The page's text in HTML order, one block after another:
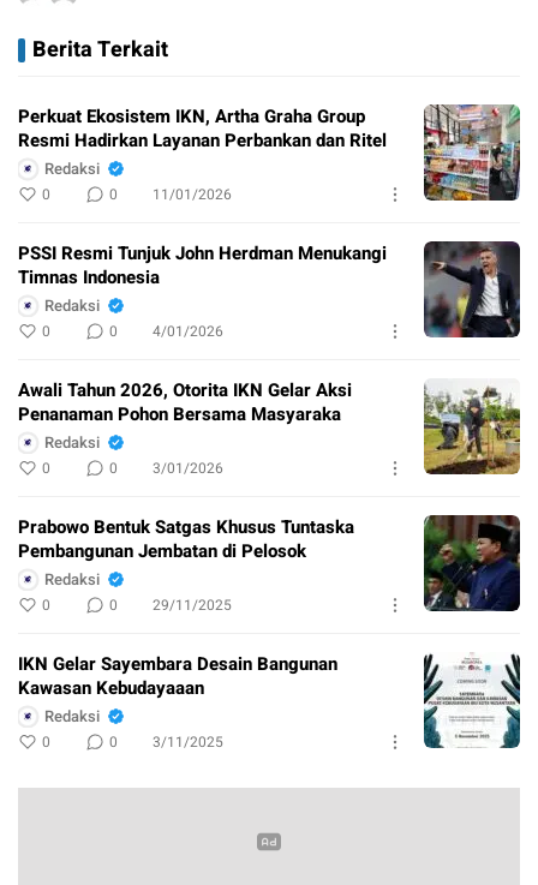
Berita Terkait
Perkuat Ekosistem IKN, Artha Graha Group
Resmi Hadirkan Layanan Perbankan dan Ritel
Redaksi
0 0 11/01/2026
PSSI Resmi Tunjuk John Herdman Menukangi
Timnas Indonesia
Redaksi
0 0 4/01/2026
Awali Tahun 2026, Otorita IKN Gelar Aksi
Penanaman Pohon Bersama Masyaraka
Redaksi
0 0 3/01/2026
Prabowo Bentuk Satgas Khusus Tuntaska
Pembangunan Jembatan di Pelosok
Redaksi
0 0 29/11/2025
IKN Gelar Sayembara Desain Bangunan
Kawasan Kebudayaaan
Redaksi
0 0 3/11/2025